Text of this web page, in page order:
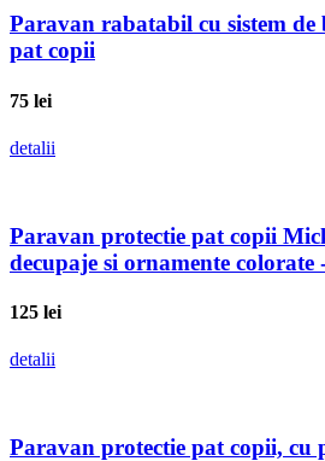
Paravan rabatabil cu sistem de
pat copii
75 lei
detalii
Paravan protectie pat copii
decupaje si ornamente colorate
125 lei
detalii
Paravan protectie pat copii, cu